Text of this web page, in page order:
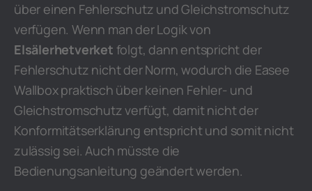
über einen Fehlerschutz und Gleichstromschutz
verfügen. Wenn man der Logik von
Elsälerhetverket folgt, dann entspricht der
Fehlerschutz nicht der Norm, wodurch die Easee
Wallbox praktisch über keinen Fehler- und
Gleichstromschutz verfügt, damit nicht der
Konformitätserklärung entspricht und somit nicht
zulässig sei. Auch müsste die
Bedienungsanleitung geändert werden.